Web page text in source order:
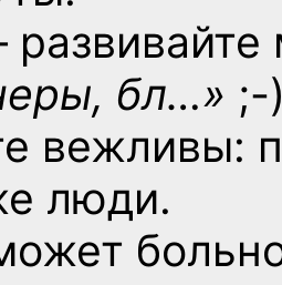
бл…» ;-
вежливы:
люди.